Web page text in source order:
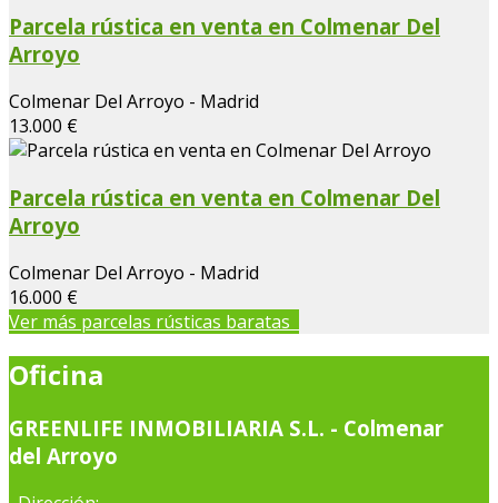
Parcela rústica en venta en Colmenar Del
Arroyo
Colmenar Del Arroyo - Madrid
13.000 €
Parcela rústica en venta en Colmenar Del
Arroyo
Colmenar Del Arroyo - Madrid
16.000 €
Ver más parcelas rústicas baratas
Oficina
GREENLIFE INMOBILIARIA S.L. - Colmenar
del Arroyo